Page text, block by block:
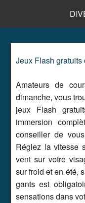
Jeux Flash gratuits
Amateurs de
dimanche, vous
jeux Flash
immersion
conseiller de
Réglez la vitesse
vent sur votre
sur froid et en été,
gants est
sensations dans